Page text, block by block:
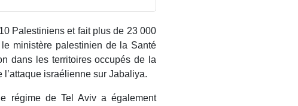
Palestiniens et fait plus de 23 000
ministère palestinien de la Santé
dans les territoires occupés de la
israélienne sur Jabaliya.
régime de Tel Aviv a également